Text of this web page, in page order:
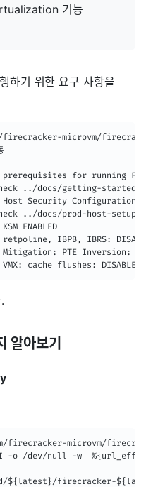
기능
하기 위한 요구 사항을
microvm/
prerequisites for running
../docs/getting-
Security Configuration.
../docs/prod-host-
ENABLED
IBPB, IBRS:
PTE Inversion:
cache flushes: DISABLED
아보기
firecracker-microvm/
-o /dev/null -w
${latest}/firecracker-